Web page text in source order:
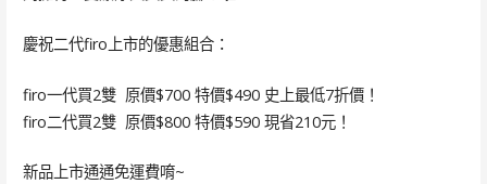
慶祝二代firo上市的優惠組合：
firo一代買2雙 原價$700 特價$490 史上最低7折價！
firo二代買2雙 原價$800 特價$590 現省210元！
新品上市通通免運費唷~